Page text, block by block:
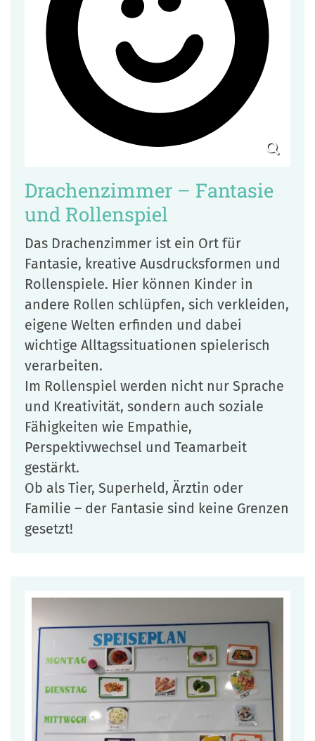
Drachenzimmer – Fantasie
und Rollenspiel
Das Drachenzimmer ist ein Ort für
Fantasie, kreative Ausdrucksformen und
Rollenspiele. Hier können Kinder in
andere Rollen schlüpfen, sich verkleiden,
eigene Welten erfinden und dabei
wichtige Alltagssituationen spielerisch
verarbeiten.
Im Rollenspiel werden nicht nur Sprache
und Kreativität, sondern auch soziale
Fähigkeiten wie Empathie,
Perspektivwechsel und Teamarbeit
gestärkt.
Ob als Tier, Superheld, Ärztin oder
Familie – der Fantasie sind keine Grenzen
gesetzt!